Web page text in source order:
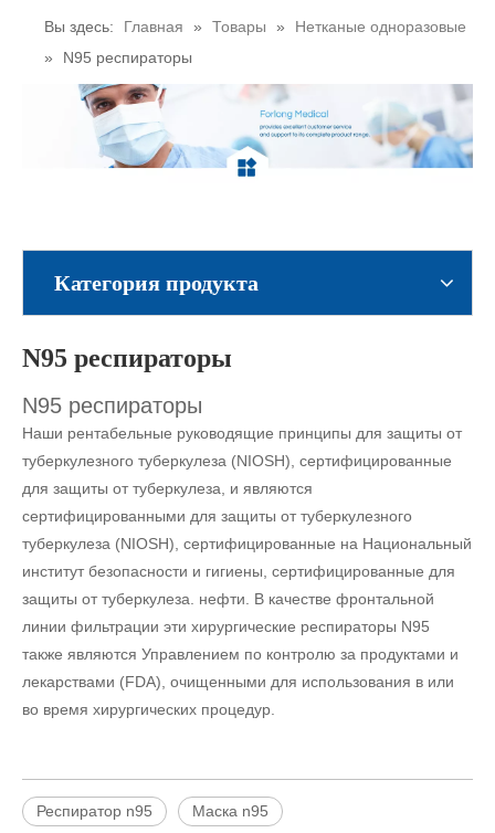
Вы здесь: Главная » Товары »
Нетканые одноразовые
»
N95 респираторы
Категория продукта
N95 респираторы
N95 респираторы
Наши рентабельные руководящие принципы для защиты от
туберкулезного туберкулеза (NIOSH), сертифицированные
для защиты от туберкулеза, и являются
сертифицированными для защиты от туберкулезного
туберкулеза (NIOSH), сертифицированные на Национальный
институт безопасности и гигиены, сертифицированные для
защиты от туберкулеза. нефти. В качестве фронтальной
линии фильтрации эти хирургические респираторы N95
также являются Управлением по контролю за продуктами и
лекарствами (FDA), очищенными для использования в или
во время хирургических процедур.
Респиратор n95 Маска n95